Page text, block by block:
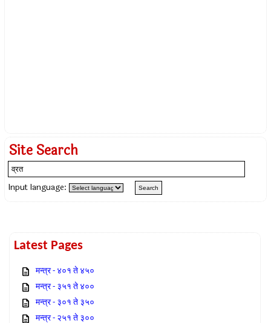
Site Search
Input language:
Latest Pages
मन्त्र - ४०१ ते ४५०
मन्त्र - ३५१ ते ४००
मन्त्र - ३०१ ते ३५०
मन्त्र - २५१ ते ३००